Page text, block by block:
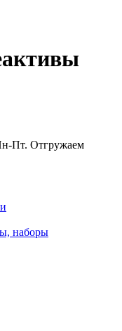
Пт. Отгружаем
наборы